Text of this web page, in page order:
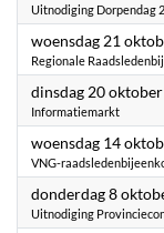
Uitnodiging Dorpendag
woensdag 21
Regionale
dinsdag 20 oktober
Informatiemarkt
woensdag 14
VNG-
donderdag 8
Uitnodiging